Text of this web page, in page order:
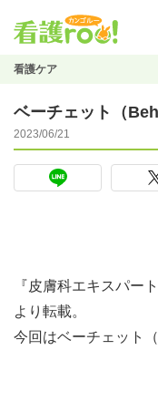
看護ケア
ベーチェット（
2023/06/21
『皮膚科エキスパー
より転載。
今回はベーチェット